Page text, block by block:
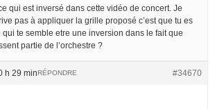
qui est inversé dans cette vidéo de concert. Je
pas à appliquer la grille proposé c’est que tu es
qui te semble etre une inversion dans le fait que
partie de l’orchestre ?
h 29 min #34670
RÉPONDRE